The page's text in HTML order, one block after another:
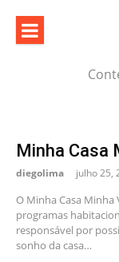
content
Minha Casa
diegolima julho 25,
O Minha Casa
programas
responsável por
sonho da casa…